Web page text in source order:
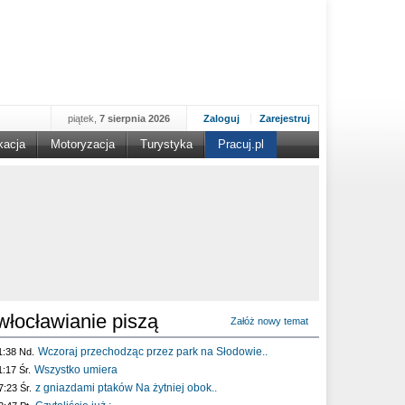
Zaloguj Zarejestruj
piątek, 7 sierpnia 2026
Motoryzacja Turystyka Pracuj.pl
piszą Załóż nowy temat
Nd. Wczoraj przechodząc przez park na Słodowie..
Śr. Wszystko umiera
Śr. z gniazdami ptaków Na żytniej obok..